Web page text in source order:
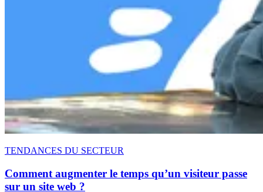
TENDANCES DU SECTEUR
Comment augmenter le temps qu’un visiteur passe
sur un site web ?